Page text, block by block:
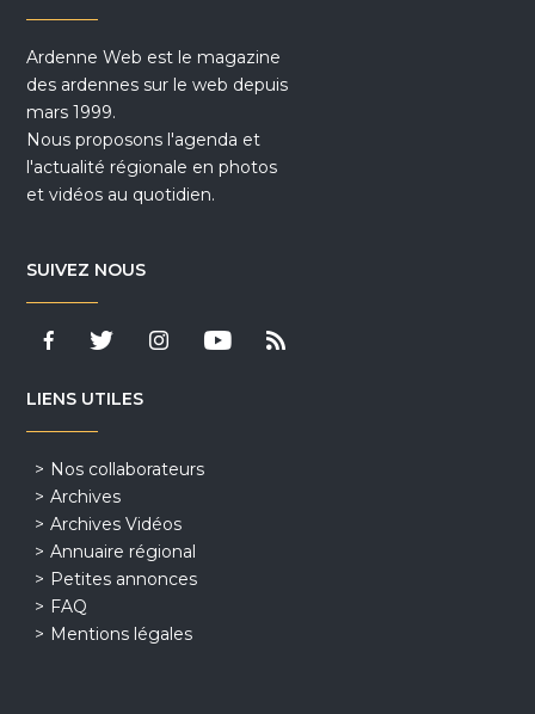
Ardenne Web est le magazine
des ardennes sur le web depuis
mars 1999.
Nous proposons l'agenda et
l'actualité régionale en photos
et vidéos au quotidien.
SUIVEZ NOUS
LIENS UTILES
Nos collaborateurs
Archives
Archives Vidéos
Annuaire régional
Petites annonces
FAQ
Mentions légales